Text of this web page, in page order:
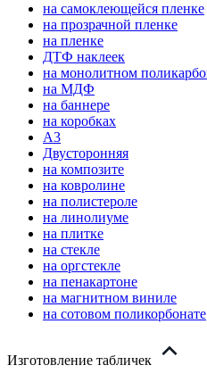
на самоклеющейся пленке
на прозрачной пленке
на пленке
ДТФ наклеек
на монолитном
на МДФ
на баннере
на коробках
А3
Двусторонняя
на композите
на ковролине
на полистероле
на линолиуме
на плитке
на стекле
на оргстекле
на пенакартоне
на магнитном виниле
на сотовом поликорбонате
Изготовление табличек